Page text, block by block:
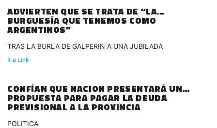
ADVIERTEN QUE SE TRATA DE “LA
BURGUESÍA QUE TENEMOS COMO
ARGENTINOS”
TRAS LA BURLA DE GALPERIN A UNA JUBILADA
Ir a Link
CONFÍAN QUE NACION PRESENTARÁ UNA
PROPUESTA PARA PAGAR LA DEUDA
PREVISIONAL A LA PROVINCIA
POLITICA